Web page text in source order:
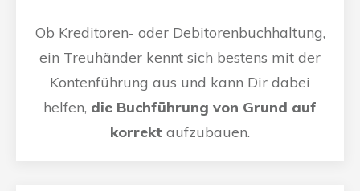
Ob Kreditoren- oder Debitorenbuchhaltung,
ein Treuhänder kennt sich bestens mit der
Kontenführung aus und kann Dir dabei
helfen, die Buchführung von Grund auf
korrekt aufzubauen.